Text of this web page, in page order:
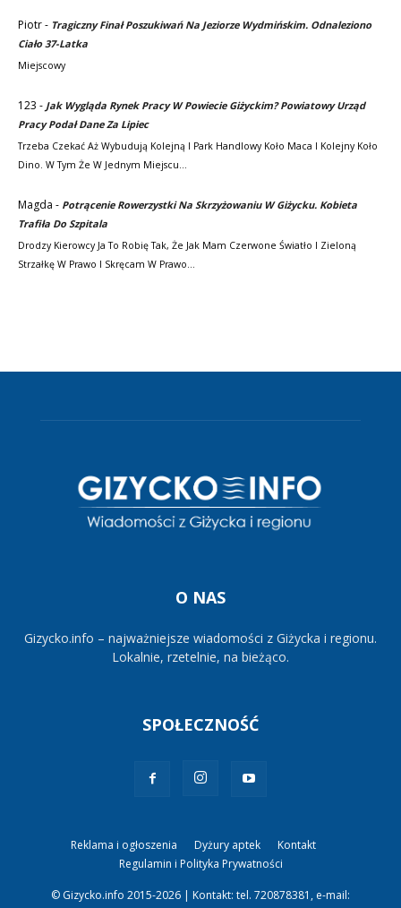
Piotr- Tragiczny Finał Poszukiwań Na Jeziorze Wydmińskim. Odnaleziono
Ciało 37-Latka
Miejscowy
123 - Jak Wygląda Rynek Pracy W Powiecie Giżyckim? Powiatowy Urząd
Pracy Podał Dane Za Lipiec
Trzeba Czekać Aż Wybudują Kolejną I Park Handlowy Koło Maca I Kolejny Koło
Dino. W Tym Że W Jednym Miejscu…
Magda - Potrącenie Rowerzystki Na Skrzyżowaniu W Giżycku. Kobieta
Trafiła Do Szpitala
Drodzy Kierowcy Ja To Robię Tak, Że Jak Mam Czerwone Światło I Zieloną
Strzałkę W Prawo I Skręcam W Prawo…
O NAS
Gizycko.info – najważniejsze wiadomości z Giżycka i regionu.
Lokalnie, rzetelnie, na bieżąco.
SPOŁECZNOŚĆ
Reklama i ogłoszenia Dyżury aptek
Kontakt
Regulamin i Polityka Prywatności
© Gizycko.info 2015-2026 | Kontakt: tel. 720878381, e-mail: